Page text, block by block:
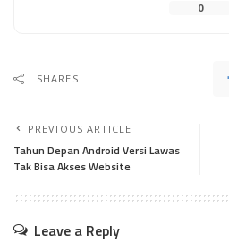
0
SHARES
PREVIOUS ARTICLE
Tahun Depan Android Versi Lawas
Tak Bisa Akses Website
Leave a Reply